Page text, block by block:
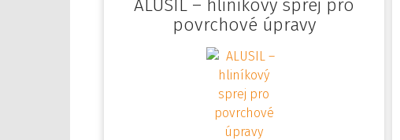
ALUSIL – hliníkový sprej pro
povrchové úpravy